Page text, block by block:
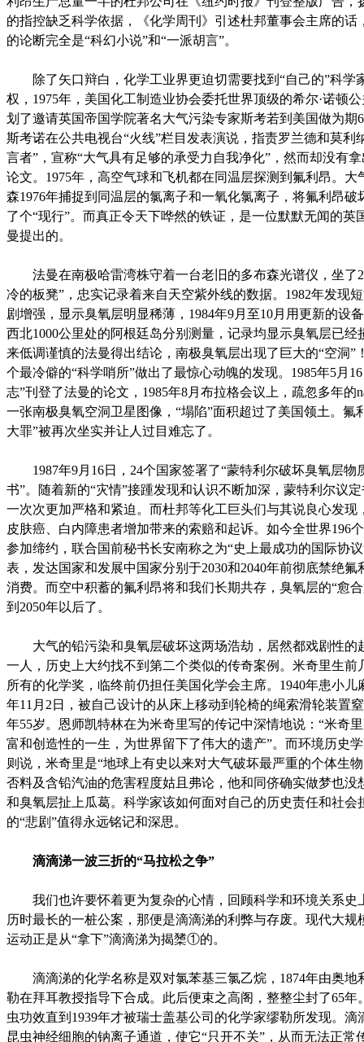
的指控缺乏科学依据，《化学周刊》引述杜邦董事会主席的话
的论断完全是“科幻小说”和“一派胡言”。
除了矢口辩白，化学工业界更迫切需要找到“自己的”科学
权，1975年，美国化工制造业协会委托世界顶级的希尔·诺顿
划了邀请英国帝国学院著名大气污染专家斯考若到美国做为期
斯考诺在公共电视台“火线”栏目发表演说，指责罗兰德和莫利
言者”，宣称“大气具有足够的承受力自我净化”，然而却没有
论文。1975年，高空气球和飞机都在同温层探测到氟利昂。大
森1976年捕捉到同温层的氯离子和一氧化氯离子，将氟利昂破
了个“现行”。而真正令天下哗然的铁证，是一位默默无闻的英
曼提出的。
法曼在南极哈雷湾株守着一台老旧的多布森光谱仪，坐了
冷的板凳”，忠实记录着来自天空紫外线的数据。1982年发现
剧增强，显示臭氧层明显稀薄，1984年9月至10月用更新的设
西北1000公里处的阿根廷岛分别测量，记录均显示臭氧层已经
来低调谨慎的法曼得出结论，南极臭氧层出现了巨大的“空洞”
个最冷僻的“科学哨所”做出了最惊心动魄的发现。1985年5月
志”刊登了法曼的论文，1985年8月布拉格会议上，疏忽多年的
一张南极臭氧空洞卫星图像，“塌陷”面积超过了美国领土。氟
大罪”被再次坐实并让人过目难忘了。
1987年9月16日，24个国家签署了“蒙特利尔破坏臭氧层物
书”。随着新的“灾情”接踵发现和认识不断加深，蒙特利尔议
一次次更加严格和紧迫。而杜邦等化工巨头们与其说良心发现
皮肤癌、白内障患者增加带来的索赔和起诉。如今全世界196
参加缔约，联合国前秘书长安南称之为“史上最成功的国际协
表，发达国家和发展中国家分别于2030和2040年前彻底禁绝氟
消费。而空中积蓄的氟利昂将和我们长期共存，臭氧层的“愈
到2050年以后了。
大气的铅污染和臭氧层破坏这两场浩劫，居然都戏剧性的
一人，历史上大约找不到第二个类似的传奇案例。米奇里生前
所有的化学奖，临终前仍担任美国化学会主席。1940年患小儿
年11月2日，被自己设计的从床上移动到轮椅的绳索滑轮装置
年55岁。恩师凯特林在为米奇里写的传记中深情地说：“米奇
富和创造性的一生，为世界留下了伟大的遗产”。而环境历史
则说，米奇里是“地球上有史以来对大气破坏最严重的个体生
否料及含铅汽油的危害程度姑且弗论，他和同侪确实做梦也没
和臭氧层扯上瓜葛。科学家该如何面对自己的历史责任和社会
的“悲剧”值得永远铭记和深思。
滴滴涕一波三折的“马拉松之争”
我们也许要怀着更为复杂的心情，回顾科学和环境关系史
历时最长的一桩公案，那便是滴滴涕的利弊与存废。现代大规
运动正是从“拿下”滴滴涕为揭橥①的。
滴滴涕的化学名称是双对氯苯基三氯乙烷，1874年由奥地
勒在拜耳教授指导下合成。此后便束之高阁，整整尘封了65年
虫功效直到1939年才被瑞士盖基公司的化学家缪勒所发现。滴
昆虫神经细胞的钠离子通道，使它“只开不关”，从而无法正常